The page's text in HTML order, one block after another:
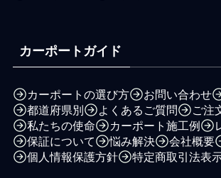
カーポートガイド
カーポートの選び方 お問い合わせ
都道府県別
よくあるご質問
ご注
私たちの使命
カーポート施工例
保証について
悩み解決 会社概要
個人情報保護方針
特定商取引法表